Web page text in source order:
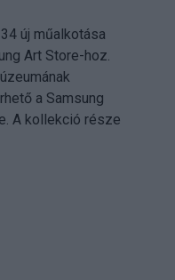
új műalkotása
Art Store-hoz.
a Samsung
A kollekció része